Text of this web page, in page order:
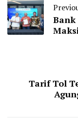
Bank
Tarif Tol